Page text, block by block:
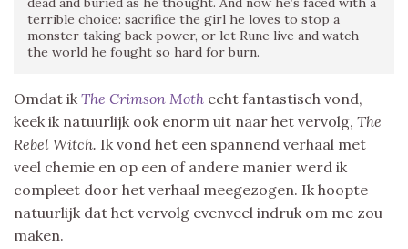
terrible choice: sacrifice the girl he loves to stop a
monster taking back power, or let Rune live and watch
the world he fought so hard for burn.
Omdat ik The Crimson Moth echt fantastisch vond,
keek ik natuurlijk ook enorm uit naar het vervolg, The
Rebel Witch. Ik vond het een spannend verhaal met
veel chemie en op een of andere manier werd ik
compleet door het verhaal meegezogen. Ik hoopte
natuurlijk dat het vervolg evenveel indruk om me zou
maken.